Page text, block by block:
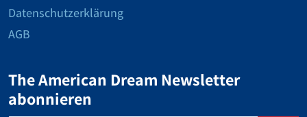
Datenschutzerklärung
AGB
The American Dream Newsletter
abonnieren